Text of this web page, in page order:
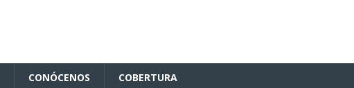
CONÓCENOS COBERTURA